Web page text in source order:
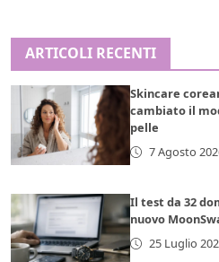
ARTICOLI RECENTI
Skincare
cambiato il
pelle
7 Agosto
Il test da 32
nuovo
25 Luglio